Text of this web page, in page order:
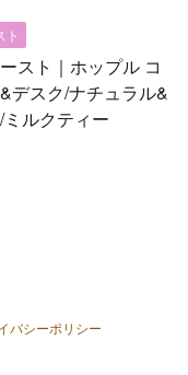
ト
スト｜ホップル コ
デスク/ナチュラル&
ルクティー
バシーポリシー